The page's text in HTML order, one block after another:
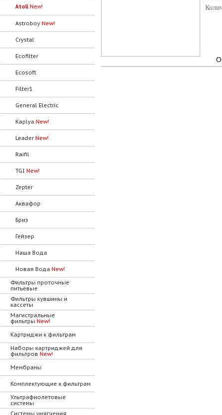
AtollNew!
Astroboy New!
Crystal
Ecofilter
Ecosoft
Filter1
General Electric
Kaplya New!
Leader New!
Raifil
TGI New!
Zepter
Аквафор
Бриз
Гейзер
Наша Вода
Новая Вода New!
Фильтры проточные
питьевые
Фильтры кувшины и
кассеты
Магистральные
фильтры New!
Картриджи к фильтрам
Наборы картриджей для
фильтров New!
Мембраны
Комплектующие к фильтрам
Ультрафиолетовые
системы
Системы умягчения